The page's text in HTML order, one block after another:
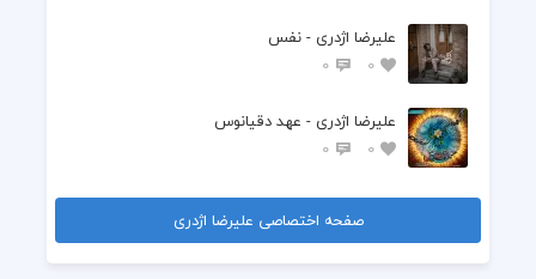
علیرضا اژدری - نفس
0
0
علیرضا اژدری - عهد دقیانوس
0
0
صفحه اختصاصی علیرضا اژدری